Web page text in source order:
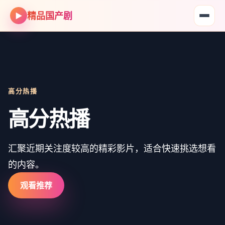
▶ 精品国产剧
高分热播
高分热播
汇聚近期关注度较高的精彩影片，适合快速挑选想看
的内容。
观看推荐